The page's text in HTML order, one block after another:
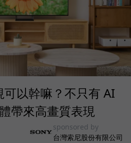
以幹嘛？不只有 AI
帶來高畫質表現
sponsored by
台灣索尼股份有限公司